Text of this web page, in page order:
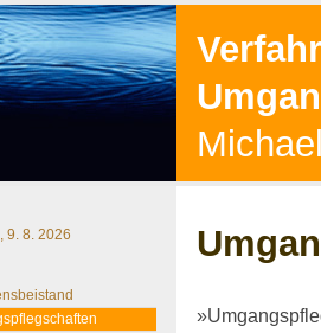
9. 8. 2026